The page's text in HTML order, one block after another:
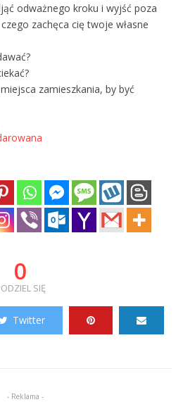
odważnego kroku i wyjść poza
zachęca cię twoje własne
zamieszkania, by być
0
SIĘ
Twitter
- Reklama -